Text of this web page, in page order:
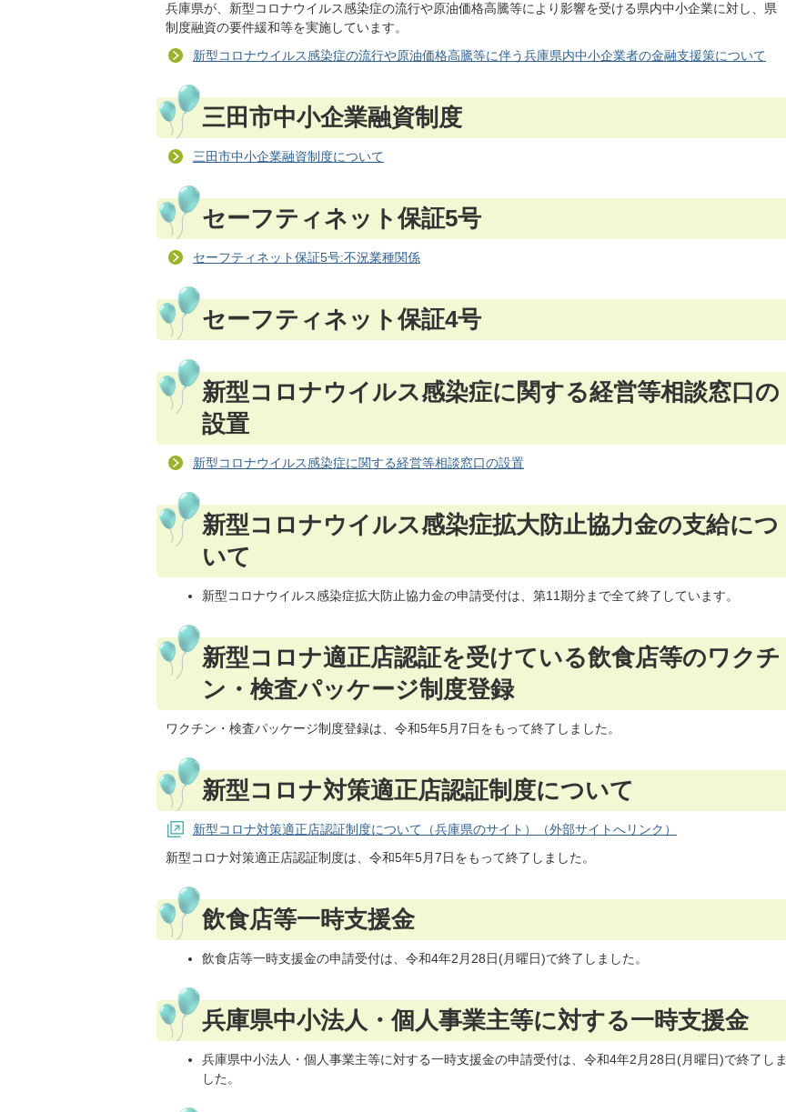
兵庫県が、新型コロナウイルス感染症の流行や原油価格高騰等により影響を受ける県内中小企業に対し、県
制度融資の要件緩和等を実施しています。
新型コロナウイルス感染症の流行や原油価格高騰等に伴う兵庫県内中小企業者の金融支援策について
三田市中小企業融資制度
三田市中小企業融資制度について
セーフティネット保証5号
セーフティネット保証5号:不況業種関係
セーフティネット保証4号
新型コロナウイルス感染症に関する経営等相談窓口の
設置
新型コロナウイルス感染症に関する経営等相談窓口の設置
新型コロナウイルス感染症拡大防止協力金の支給につ
いて
新型コロナウイルス感染症拡大防止協力金の申請受付は、第11期分まで全て終了しています。
新型コロナ適正店認証を受けている飲食店等のワクチ
ン・検査パッケージ制度登録
ワクチン・検査パッケージ制度登録は、令和5年5月7日をもって終了しました。
新型コロナ対策適正店認証制度について
新型コロナ対策適正店認証制度について（兵庫県のサイト）（外部サイトへリンク）
新型コロナ対策適正店認証制度は、令和5年5月7日をもって終了しました。
飲食店等一時支援金
飲食店等一時支援金の申請受付は、令和4年2月28日(月曜日)で終了しました。
兵庫県中小法人・個人事業主等に対する一時支援金
兵庫県中小法人・個人事業主等に対する一時支援金の申請受付は、令和4年2月28日(月曜日)で終了しま
した。